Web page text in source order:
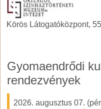
Körös Látogatóközpont,
Körös Látogatóközpont,
Gyomaendrődi
rendezvények
2026. augusztus 07.